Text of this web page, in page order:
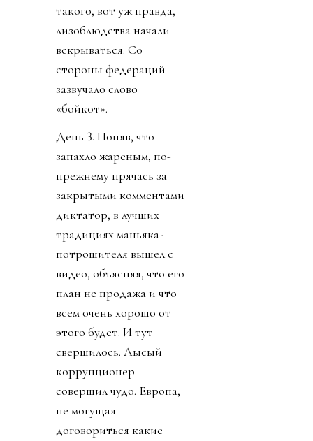
такого, вот уж правда,
лизоблюдства начали
вскрываться. Со
стороны федераций
зазвучало слово
«бойкот».
День 3. Поняв, что
запахло жареным, по-
прежнему прячась за
закрытыми комментами
диктатор, в лучших
традициях маньяка-
потрошителя вышел с
видео, объясняя, что его
план не продажа и что
всем очень хорошо от
этого будет. И тут
свершилось. Лысый
коррупционер
совершил чудо. Европа,
не могущая
договориться какие